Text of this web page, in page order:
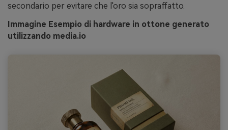
secondario per evitare che l'oro sia sopraffatto.
Immagine Esempio di hardware in ottone generato
utilizzando media.io